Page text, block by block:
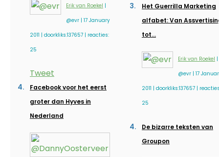
Erik van Roekel |
@evr | 17 January
2011 | doorkliks:137657 | reacties:
25
Tweet
Facebook voor het eerst
groter dan Hyves in
Nederland
Het Guerrilla Marketing
alfabet: Van
tot…
Erik van Roekel |
@evr | 17
2011 | doorkliks:137657 |
25
De bizarre teksten van
Groupon